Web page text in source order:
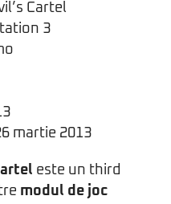
Cartel
3
martie 2013
este un third
modul de joc